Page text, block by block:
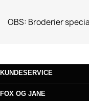
OBS: Broderier
KUNDESERVICE
FOX OG JANE